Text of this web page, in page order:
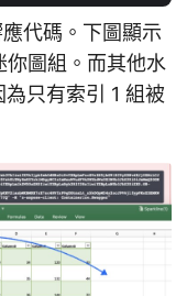
代碼。下圖顯示
你圖組。而其他水
只有索引 1 組被